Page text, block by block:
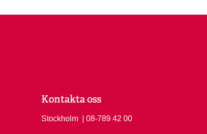
Kontakta oss
Stockholm Ring Stockholm på
| 08-789 42 00